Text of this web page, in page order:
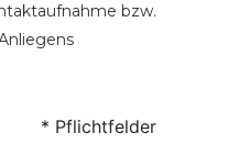
bzw.
* Pflichtfelder